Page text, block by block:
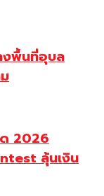
พื้นที่อุบล
ด 2026
ลุ้นเงิน